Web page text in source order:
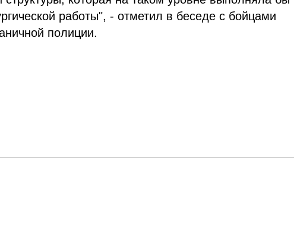
работы", - отметил в беседе с бойцами
полиции.